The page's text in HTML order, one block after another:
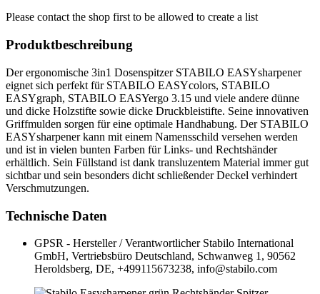
Please contact the shop first to be allowed to create a list
Produktbeschreibung
Der ergonomische 3in1 Dosenspitzer STABILO EASYsharpener
eignet sich perfekt für STABILO EASYcolors, STABILO
EASYgraph, STABILO EASYergo 3.15 und viele andere dünne
und dicke Holzstifte sowie dicke Druckbleistifte. Seine innovativen
Griffmulden sorgen für eine optimale Handhabung. Der STABILO
EASYsharpener kann mit einem Namensschild versehen werden
und ist in vielen bunten Farben für Links- und Rechtshänder
erhältlich. Sein Füllstand ist dank transluzentem Material immer gut
sichtbar und sein besonders dicht schließender Deckel verhindert
Verschmutzungen.
Technische Daten
GPSR - Hersteller / Verantwortlicher Stabilo International
GmbH, Vertriebsbüro Deutschland, Schwanweg 1, 90562
Heroldsberg, DE, +499115673238, info@stabilo.com